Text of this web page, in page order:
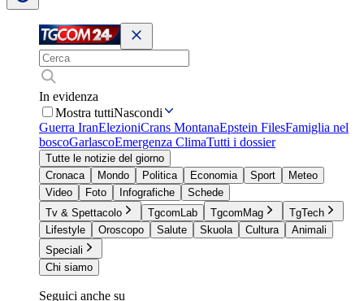
In evidenza
Mostra tuttiNascondi
Guerra IranElezioniCrans MontanaEpstein FilesFamiglia nel
boscoGarlascoEmergenza ClimaTutti i dossier
Tutte le notizie del giorno
Cronaca
Mondo Politica Economia Sport
Meteo
Video
Foto Infografiche
Schede
Tv & Spettacolo
TgcomLab TgcomMag
TgTech
Lifestyle
Oroscopo Salute Skuola Cultura
Animali
Speciali
Chi siamo
Seguici anche su